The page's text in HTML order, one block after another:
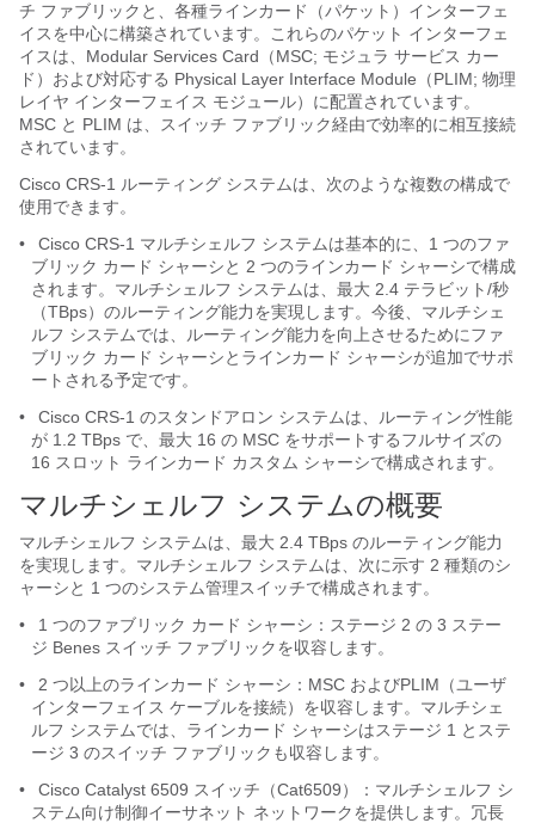
チ ファブリックと、各種ラインカード（パケット）インターフェ
イスを中心に構築されています。これらのパケット インターフェ
イスは、Modular Services Card（MSC; モジュラ サービス カー
ド）および対応する Physical Layer Interface Module（PLIM; 物理
レイヤ インターフェイス モジュール）に配置されています。
MSC と PLIM は、スイッチ ファブリック経由で効率的に相互接続
されています。
Cisco CRS-1 ルーティング システムは、次のような複数の構成で
使用できます。
•
Cisco CRS-1 マルチシェルフ システムは基本的に、1 つのファ
ブリック カード シャーシと 2 つのラインカード シャーシで構成
されます。マルチシェルフ システムは、最大 2.4 テラビット/秒
（TBps）のルーティング能力を実現します。今後、マルチシェ
ルフ システムでは、ルーティング能力を向上させるためにファ
ブリック カード シャーシとラインカード シャーシが追加でサポ
ートされる予定です。
•
Cisco CRS-1 のスタンドアロン システムは、ルーティング性能
が 1.2 TBps で、最大 16 の MSC をサポートするフルサイズの
16 スロット ラインカード カスタム シャーシで構成されます。
マルチシェルフ システムの概要
マルチシェルフ システムは、最大 2.4 TBps のルーティング能力
を実現します。マルチシェルフ システムは、次に示す 2 種類のシ
ャーシと 1 つのシステム管理スイッチで構成されます。
•
1 つのファブリック カード シャーシ：ステージ 2 の 3 ステー
ジ Benes スイッチ ファブリックを収容します。
•
2 つ以上のラインカード シャーシ：MSC およびPLIM（ユーザ
インターフェイス ケーブルを接続）を収容します。マルチシェ
ルフ システムでは、ラインカード シャーシはステージ 1 とステ
ージ 3 のスイッチ ファブリックも収容します。
•
Cisco Catalyst 6509 スイッチ（Cat6509）：マルチシェルフ シ
ステム向け制御イーサネット ネットワークを提供します。冗長